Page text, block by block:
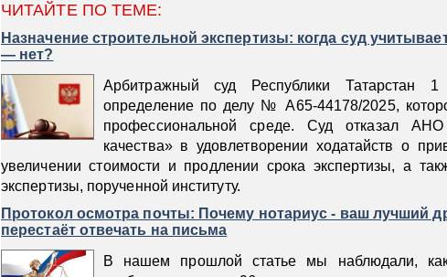
ЧИТАЙТЕ ПО ТЕМЕ:
Назначение строительной экспертизы: когда суд
— нет?
Арбитражный суд Республики
определение по делу № А65‑44178/2025,
профессиональной среде. Суд отказал АНО
качества» в удовлетворении ходатайств о
увеличении стоимости и продлении срока экспертизы, а
экспертизы, порученной институту.
Протокол осмотра почты: Почему нотариус - ваш лучший
перестаёт отвечать на письма
В нашем прошлой статье мы наблюдали,